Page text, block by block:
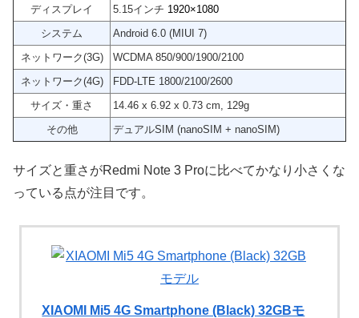
ディスプレイ
5.15インチ 1920×1080
システム
Android 6.0 (MIUI 7)
ネットワーク(3G)
WCDMA 850/900/1900/2100
ネットワーク(4G)
FDD-LTE 1800/2100/2600
サイズ・重さ
14.46 x 6.92 x 0.73 cm, 129g
その他
デュアルSIM (nanoSIM + nanoSIM)
サイズと重さがRedmi Note 3 Proに比べてかなり小さくな
っている点が注目です。
XIAOMI Mi5 4G Smartphone (Black) 32GBモ